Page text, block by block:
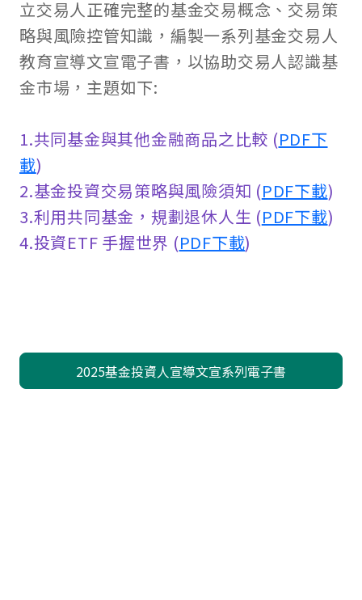
立交易人正確完整的基金交易概念、交易策
略與風險控管知識，編製一系列基金交易人
教育宣導文宣電子書，以協助交易人認識基
金市場，主題如下:
1.共同基金與其他金融商品之比較 (PDF下
載)
2.基金投資交易策略與風險須知 (PDF下載)
3.利用共同基金，規劃退休人生 (PDF下載)
4.投資ETF 手握世界 (PDF下載)
2025基金投資人宣導文宣系列電子書